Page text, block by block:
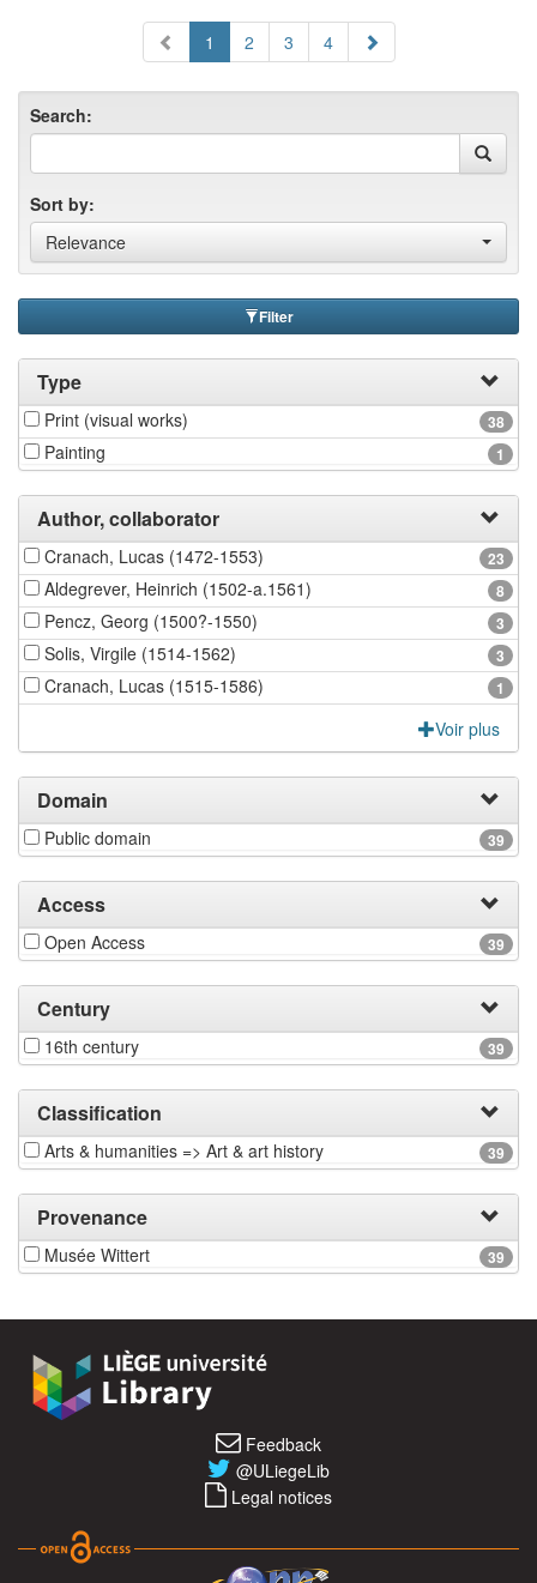
1 2 3 4
Search:
Sort by:
Relevance
Filter
Type
38
Print (visual works)
1
Painting
Author, collaborator
23
Cranach, Lucas (1472-1553)
8
Aldegrever, Heinrich (1502-a.1561)
3
Pencz, Georg (1500?-1550)
3
Solis, Virgile (1514-1562)
1
Cranach, Lucas (1515-1586)
Voir plus
Domain
39
Public domain
Access
39
Open Access
Century
39
16th century
Classification
39
Arts & humanities => Art & art history
Provenance
39
Musée Wittert
Feedback
@ULiegeLib
Legal notices